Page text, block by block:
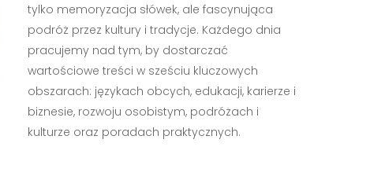
tylko memoryzacja słówek, ale fascynująca
podróż przez kultury i tradycje. Każdego dnia
pracujemy nad tym, by dostarczać
wartościowe treści w sześciu kluczowych
obszarach: językach obcych, edukacji, karierze i
biznesie, rozwoju osobistym, podróżach i
kulturze oraz poradach praktycznych.